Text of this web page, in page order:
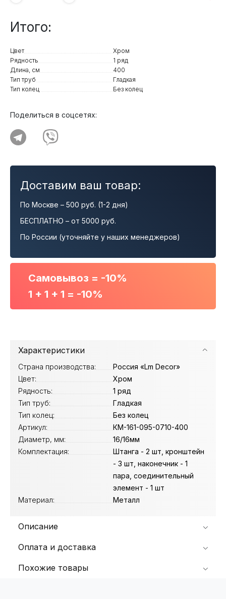
Итого:
Цвет
Хром
Рядность
1 ряд
Длина, см
400
Тип труб
Гладкая
Тип колец
Без колец
Поделиться в соцсетях:
Доставим ваш товар:
По Москве – 500 руб. (1-2 дня)
БЕСПЛАТНО – от 5000 руб.
По России (уточняйте у наших менеджеров)
Самовывоз = -10%
1 + 1 + 1 = -10%
Характеристики
Страна производства:
Россия «Lm Decor»
Цвет:
Хром
Рядность:
1 ряд
Тип труб:
Гладкая
Тип колец:
Без колец
Артикул:
КМ-161-095-0710-400
Диаметр, мм:
16/16мм
Комплектация:
Штанга - 2 шт, кронштейн
- 3 шт, наконечник - 1
пара, соединительный
элемент - 1 шт
Материал:
Металл
Описание
Оплата и доставка
Похожие товары